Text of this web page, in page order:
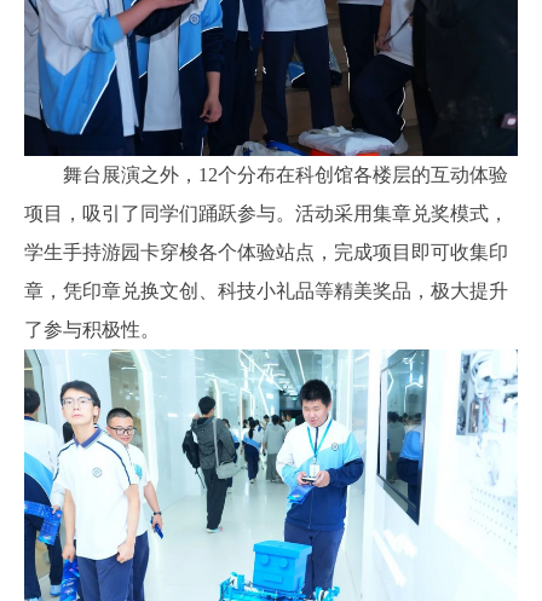
舞台展演之外，12个分布在科创馆各楼层的互动体验
项目，吸引了同学们踊跃参与。活动采用集章兑奖模式，
学生手持游园卡穿梭各个体验站点，完成项目即可收集印
章，凭印章兑换文创、科技小礼品等精美奖品，极大提升
了参与积极性。